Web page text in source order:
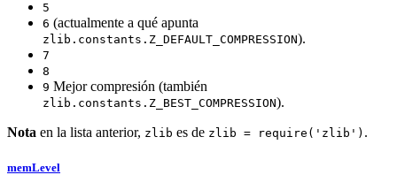
5
6 (actualmente a qué apunta
zlib.constants.Z_DEFAULT_COMPRESSION).
7
8
9 Mejor compresión (también
zlib.constants.Z_BEST_COMPRESSION).
Nota en la lista anterior, zlib es de zlib = require('zlib') .
memLevel